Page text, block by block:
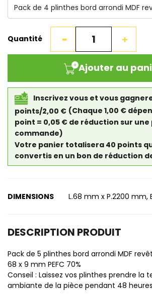
Quantité
Ajouter au
Inscrivez vous et vous
points/2,00 € (Chaque 1,00 €
point = 0,05 € de réduction sur
commande)
Votre panier totalisera 40 points
convertis en un bon de réduction
DIMENSIONS L.68 mm x P.2200 mm,
DESCRIPTION PRODUIT
Pack de 5 plinthes bord arrondi MDF
68 x 9 mm PEFC 70%
Conseil : Laissez vos plinthes prendre la
ambiante de la pièce pendant 48